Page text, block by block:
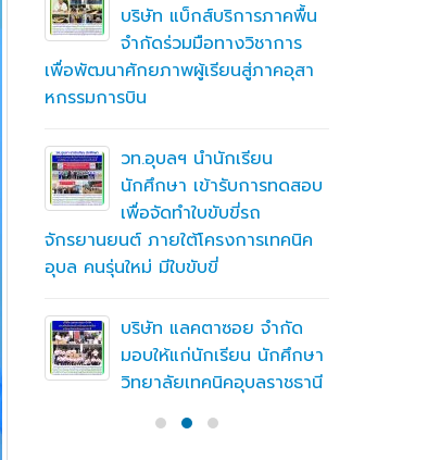
บริษัท แบ็กส์บริการภาคพื้น
จำกัดร่วมมือทางวิชาการ
เพื่อพัฒนาศักยภาพผู้เรียนสู่ภาคอุสา
หกรรมการบิน
วท.อุบลฯ นำนักเรียน
นักศึกษา เข้ารับการทดสอบ
เพื่อจัดทำใบขับขี่รถ
จักรยานยนต์ ภายใต้โครงการเทคนิค
อุบล คนรุ่นใหม่ มีใบขับขี่
บริษัท แลคตาซอย จำกัด
มอบให้แก่นักเรียน นักศึกษา
วิทยาลัยเทคนิคอุบลราชธานี